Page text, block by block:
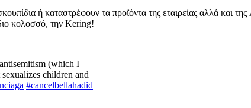
ή καταστρέφουν τα προϊόντα της εταιρείας αλλά και
κολοσσό, την Kering!
(which I
children and
#cancelbellahadid